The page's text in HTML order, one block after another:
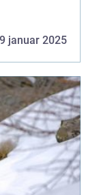
januar 2025